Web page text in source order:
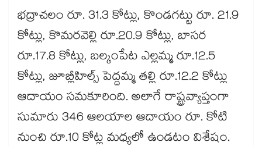
భద్రాచలం రూ. 31.3 కోట్లు, కొండగట్టు రూ. 21.9
కోట్లు, కొమరవెల్లి రూ.20.9 కోట్లు, బాసర
రూ.17.8 కోట్లు, బల్కంపేట ఎల్లమ్మ రూ.12.5
కోట్లు, జూబ్లీహిల్స్ పెద్దమ్మ తల్లి రూ.12.2 కోట్లు
ఆదాయం సమకూరింది. అలాగే రాష్ట్రవ్యాప్తంగా
సుమారు 346 ఆలయాల ఆదాయం రూ. కోటి
నుంచి రూ.10 కోట్ల మధ్యలో ఉండటం విశేషం.